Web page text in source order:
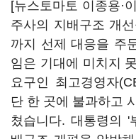
[뉴스토마토 이종용·
주사의 지배구조 개
까지 선제 대응을 주
임은 기대에 미치지
요구인 최고경영자
단 한 곳에 불과하고
쳤습니다. 대통령의 '